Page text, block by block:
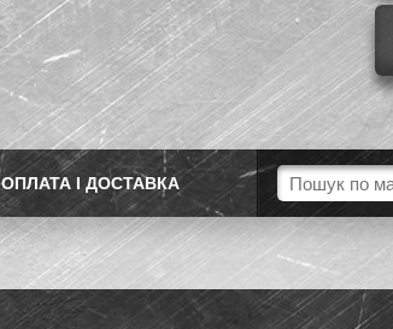
ОПЛАТА І ДОСТАВКА